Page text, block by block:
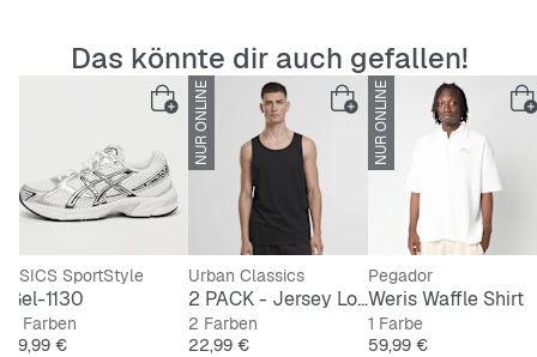
Praktische Einschubtaschen
Strapazierfähiges Material
Pflegeleicht und langlebig
Das könnte dir auch gefallen!
ASICS SportStyle
Gel-1130
9 Farben
Preis
99,99 €
NUR ONLINE
Urban Classics
2 PACK - Jersey Loose Tank
2 Farben
Preis
22,99 €
NUR ONLINE
Pegador
Weris Waffle Shirt
1 Farbe
Preis
59,99 €